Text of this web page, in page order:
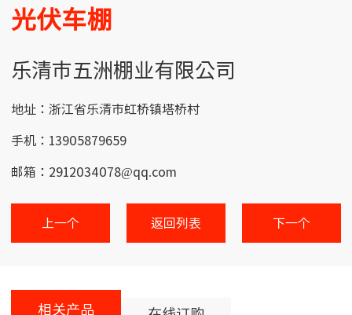
光伏车棚
乐清市五洲棚业有限公司
地址：浙江省乐清市虹桥镇塔桥村
手机：13905879659
邮箱：2912034078@qq.com
上一个 返回列表 下一个
相关产品